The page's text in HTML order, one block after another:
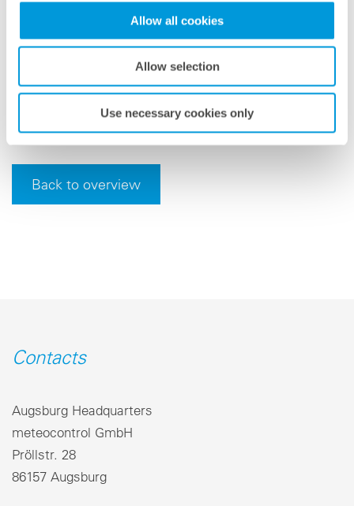
Allow all cookies
Allow selection
Use necessary cookies only
El equipo de meteocontrol AMEA DMCC presentará la
Energy Summit (WFES) en Abu Dabi, del 13 al 16 de
Back to overview
Contacts
Augsburg Headquarters
meteocontrol GmbH
Pröllstr. 28
86157 Augsburg